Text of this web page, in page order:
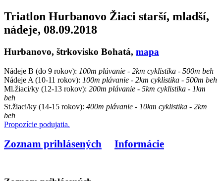
Triatlon Hurbanovo Žiaci starší, mladší,
nádeje, 08.09.2018
Hurbanovo, štrkovisko Bohatá, mapa
Nádeje B (do 9 rokov): 100m plávanie - 2km cyklistika - 500m beh
Nádeje A (10-11 rokov): 100m plávanie - 2km cyklistika - 500m beh
Ml.žiaci/ky (12-13 rokov): 200m plávanie - 5km cyklistika - 1km
beh
St.žiaci/ky (14-15 rokov): 400m plávanie - 10km cyklistika - 2km
beh
Propozície podujatia.
Zoznam prihlásených Informácie